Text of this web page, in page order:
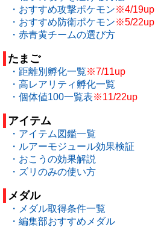
・おすすめ攻撃ポケモン※4/19up
・おすすめ防衛ポケモン※5/22up
・赤青黄チームの選び方
たまご
・距離別孵化一覧※7/11up
・高レアリティ孵化一覧
・個体値100一覧表※11/22up
アイテム
・アイテム図鑑一覧
・ルアーモジュール効果検証
・おこうの効果解説
・ズリのみの使い方
メダル
・メダル取得条件一覧
・編集部おすすめメダル